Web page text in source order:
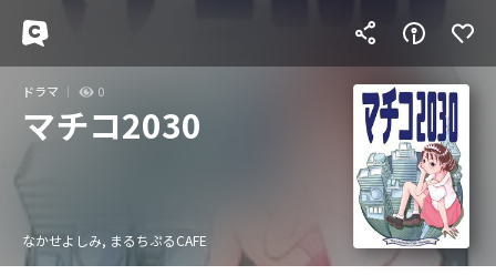
ドラマ 0
マチコ2030
なかせよしみ, まるちぷるCAFE